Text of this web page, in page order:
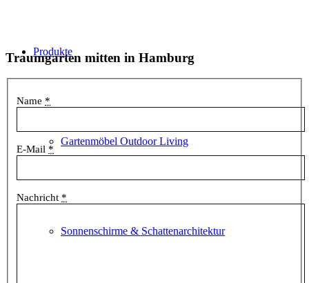
Produkte
Gartenmöbel Outdoor Living
Sonnenschirme & Schattenarchitektur
Traumgarten mitten in Hamburg
Name *
E-Mail *
Nachricht *